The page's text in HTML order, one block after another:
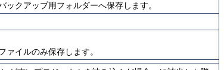
クアップ用フォルダーへ保存します。
イルのみ保存します。